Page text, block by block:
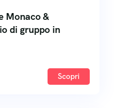
Monaco &
di gruppo in
Scopri